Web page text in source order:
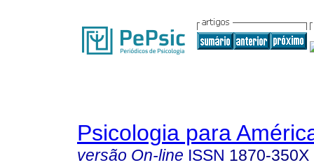
Psicologia para
versão On-line ISSN 1870-350X